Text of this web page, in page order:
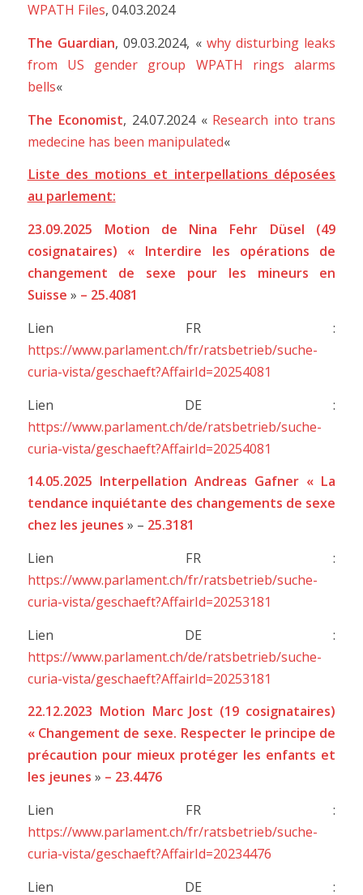
WPATH Files, 04.03.2024
The Guardian, 09.03.2024, « why disturbing leaks
from US gender group WPATH rings alarms
bells«
The Economist, 24.07.2024 « Research into trans
medecine has been manipulated«
Liste des motions et interpellations déposées
au parlement:
23.09.2025 Motion de Nina Fehr Düsel (49
cosignataires) « Interdire les opérations de
changement de sexe pour les mineurs en
Suisse » – 25.4081
Lien FR :
https://www.parlament.ch/fr/ratsbetrieb/suche-
curia-vista/geschaeft?AffairId=20254081
Lien DE :
https://www.parlament.ch/de/ratsbetrieb/suche-
curia-vista/geschaeft?AffairId=20254081
14.05.2025 Interpellation Andreas Gafner « La
tendance inquiétante des changements de sexe
chez les jeunes » – 25.3181
Lien FR :
https://www.parlament.ch/fr/ratsbetrieb/suche-
curia-vista/geschaeft?AffairId=20253181
Lien DE :
https://www.parlament.ch/de/ratsbetrieb/suche-
curia-vista/geschaeft?AffairId=20253181
22.12.2023 Motion Marc Jost (19 cosignataires)
« Changement de sexe. Respecter le principe de
précaution pour mieux protéger les enfants et
les jeunes » – 23.4476
Lien FR :
https://www.parlament.ch/fr/ratsbetrieb/suche-
curia-vista/geschaeft?AffairId=20234476
Lien DE :